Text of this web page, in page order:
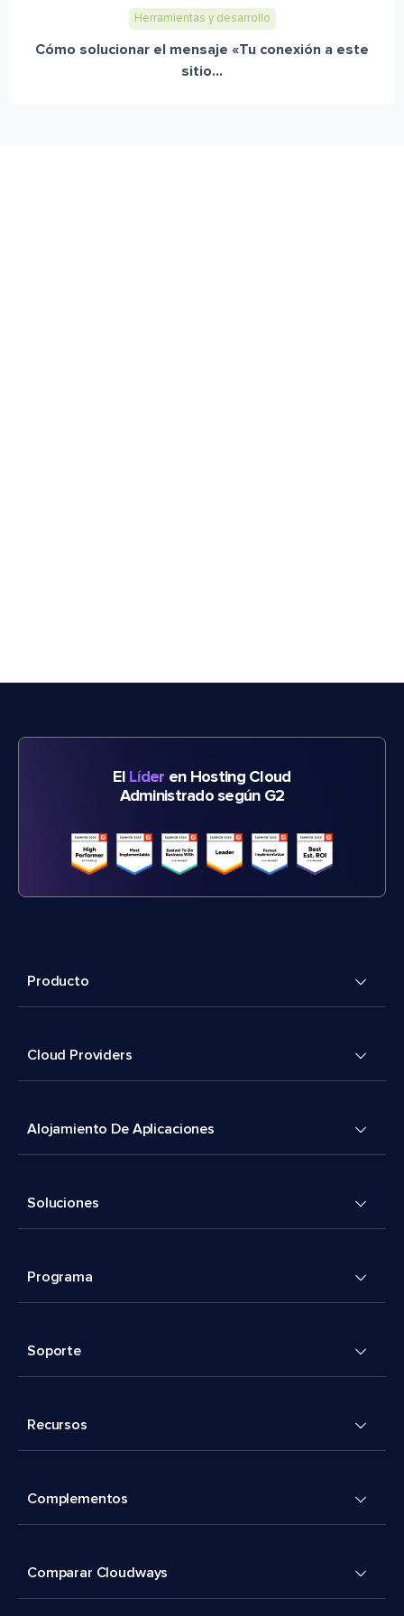
Herramientas y desarrollo
Cómo solucionar el mensaje «Tu conexión a este
sitio...
El Líder en Hosting Cloud
Administrado según G2
Producto
Cloud Providers
Alojamiento De Aplicaciones
Soluciones
Programa
Soporte
Recursos
Complementos
Comparar Cloudways